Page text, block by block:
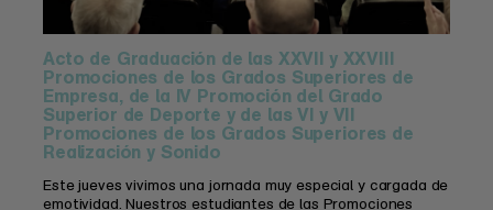
Acto de Graduación de las XXVII y XXVIII
Promociones de los Grados Superiores de
Empresa, de la IV Promoción del Grado
Superior de Deporte y de las VI y VII
Promociones de los Grados Superiores de
Realización y Sonido
Este jueves vivimos una jornada muy especial y cargada de
emotividad. Nuestros estudiantes de las Promociones